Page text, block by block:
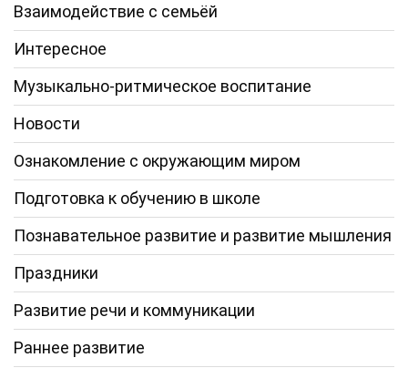
Взаимодействие с семьёй
Интересное
Музыкально-ритмическое воспитание
Новости
Ознакомление с окружающим миром
Подготовка к обучению в школе
Познавательное развитие и развитие мышления
Праздники
Развитие речи и коммуникации
Раннее развитие